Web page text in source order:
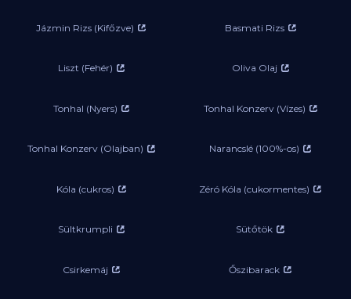
Jázmin Rizs (Kifőzve) Basmati Rizs
Liszt (Fehér) Oliva Olaj
Tonhal (Nyers) Tonhal Konzerv (Vízes)
Tonhal Konzerv (Olajban) Narancslé (100%-os)
Kóla (cukros) Zéró Kóla (cukormentes)
Sültkrumpli Sütőtök
Csirkemáj Őszibarack